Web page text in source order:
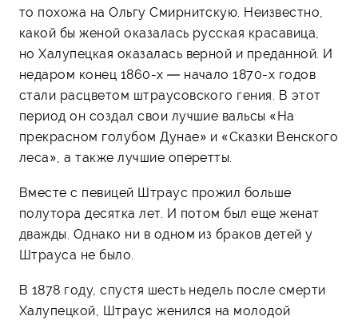
то похожа на Ольгу Смирнитскую. Неизвестно,
какой бы женой оказалась русская красавица,
но Халупецкая оказалась верной и преданной. И
недаром конец 1860-х — начало 1870-х годов
стали расцветом штраусовского гения. В этот
период он создал свои лучшие вальсы «На
прекрасном голубом Дунае» и «Сказки Венского
леса», а также лучшие оперетты.
Вместе с певицей Штраус прожил больше
полутора десятка лет. И потом был еще женат
дважды. Однако ни в одном из браков детей у
Штрауса не было.
В 1878 году, спустя шесть недель после смерти
Халупецкой, Штраус женился на молодой